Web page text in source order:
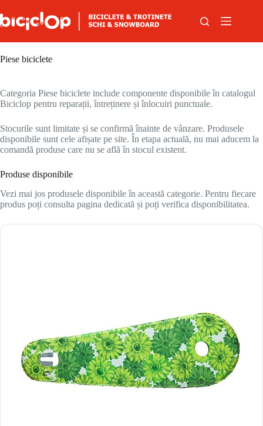
Piese biciclete
Categoria Piese biciclete include componente disponibile în catalogul
Biciclop pentru reparații, întreținere și înlocuiri punctuale.
Stocurile sunt limitate și se confirmă înainte de vânzare. Produsele
disponibile sunt cele afișate pe site. În etapa actuală, nu mai aducem la
comandă produse care nu se află în stocul existent.
Produse disponibile
Vezi mai jos produsele disponibile în această categorie. Pentru fiecare
produs poți consulta pagina dedicată și poți verifica disponibilitatea.